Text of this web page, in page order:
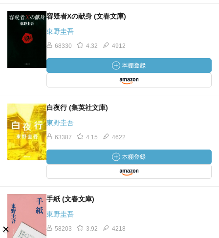
容疑者Xの献身 (文春文庫)
東野圭吾
68330 4.32 4912
白夜行 (集英社文庫)
東野圭吾
63387 4.15 4622
手紙 (文春文庫)
東野圭吾
58203 3.92 4218